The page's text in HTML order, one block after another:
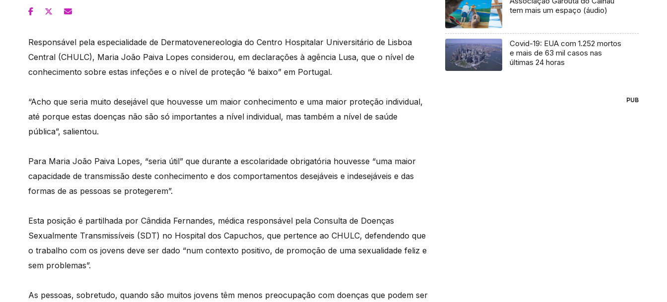
Responsável pela especialidade de Dermatovenereologia do Centro Hospitalar Universitário de Lisboa
Central (CHULC), Maria João Paiva Lopes considerou, em declarações à agência Lusa, que o nível de
conhecimento sobre estas infeções e o nível de proteção “é baixo” em Portugal.
“Acho que seria muito desejável que houvesse um maior conhecimento e uma maior proteção individual,
até porque estas doenças não são só importantes a nível individual, mas também a nível de saúde
pública”, salientou.
Para Maria João Paiva Lopes, “seria útil” que durante a escolaridade obrigatória houvesse “uma maior
capacidade de transmissão deste conhecimento e dos comportamentos desejáveis e indesejáveis e das
formas de as pessoas se protegerem”.
Esta posição é partilhada por Cândida Fernandes, médica responsável pela Consulta de Doenças
Sexualmente Transmissíveis (SDT) no Hospital dos Capuchos, que pertence ao CHULC, defendendo que
o trabalho com os jovens deve ser dado “num contexto positivo, de promoção de uma sexualidade feliz e
sem problemas”.
As pessoas, sobretudo, quando são muitos jovens têm menos preocupação com doenças que podem ser
tem mais um espaço (áudio)
Covid-19: EUA com 1.252 mortos
e mais de 63 mil casos nas
últimas 24 horas
PUB